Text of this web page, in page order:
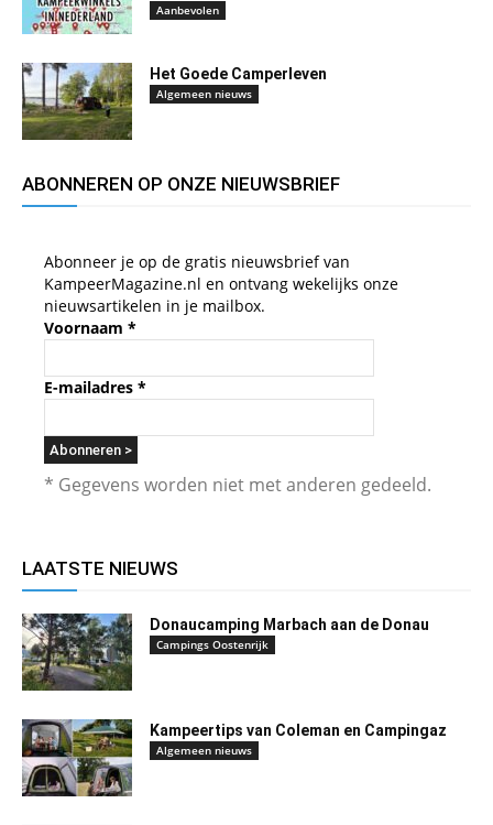
Aanbevolen
Het Goede Camperleven
Algemeen nieuws
ABONNEREN OP ONZE NIEUWSBRIEF
Abonneer je op de gratis nieuwsbrief van
KampeerMagazine.nl en ontvang wekelijks onze
nieuwsartikelen in je mailbox.
Voornaam *
E-mailadres *
* Gegevens worden niet met anderen gedeeld.
LAATSTE NIEUWS
Donaucamping Marbach aan de Donau
Campings Oostenrijk
Kampeertips van Coleman en Campingaz
Algemeen nieuws